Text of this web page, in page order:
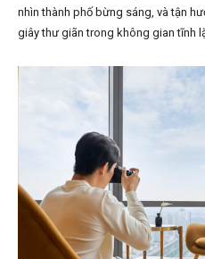
nhìn thành phố bừng sáng, và tận
giây thư giãn trong không gian tĩnh